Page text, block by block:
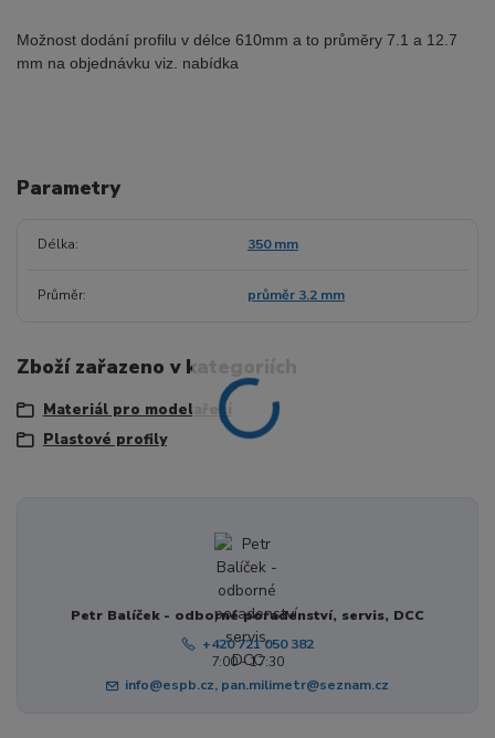
Možnost dodání profilu v délce 610mm a to průměry 7.1 a 12.7
mm na objednávku viz. nabídka
Parametry
Délka 350 mm
Průměr průměr 3.2 mm
Zboží zařazeno v kategoriích
Materiál pro modelaření
Plastové profily
Petr Balíček - odborné poradenství, servis, DCC
+420 721 050 382
7:00 - 17:30
info@espb.cz, pan.milimetr@seznam.cz